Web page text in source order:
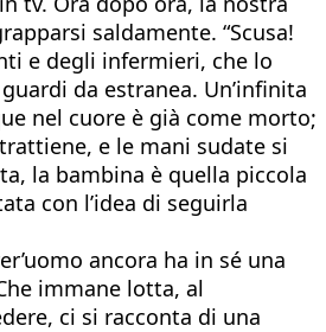
saldamente. “Scusa!
e degli infermieri, che lo
da estranea. Un’infinita
nel cuore è già come morto;
e le mani sudate si
la bambina è quella piccola
con l’idea di seguirla
ancora ha in sé una
immane lotta, al
ci si racconta di una